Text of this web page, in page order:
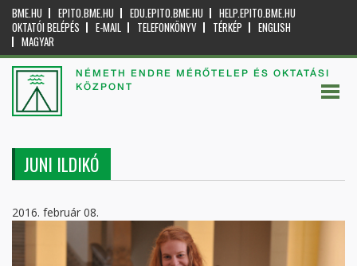
BME.HU EPITO.BME.HU EDU.EPITO.BME.HU
HELP.EPITO.BME.HU
OKTATÓI BELÉPÉS
E-MAIL TELEFONKÖNYV TÉRKÉP
ENGLISH
MAGYAR
NÉMETH ENDRE MÉRŐTELEP ÉS OKTATÁSI
KÖZPONT
JUNI ILDIKÓ
2016. február 08.